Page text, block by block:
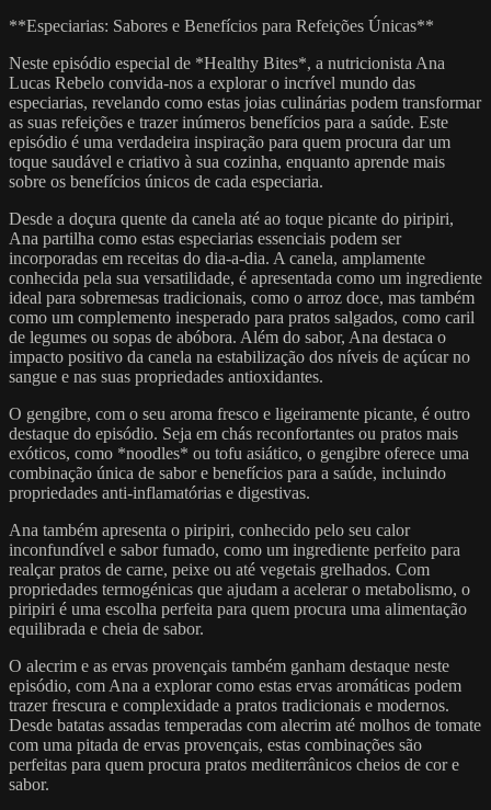
**Especiarias: Sabores e Benefícios para Refeições Únicas**
Neste episódio especial de *Healthy Bites*, a nutricionista Ana
Lucas Rebelo convida-nos a explorar o incrível mundo das
especiarias, revelando como estas joias culinárias podem transformar
as suas refeições e trazer inúmeros benefícios para a saúde. Este
episódio é uma verdadeira inspiração para quem procura dar um
toque saudável e criativo à sua cozinha, enquanto aprende mais
sobre os benefícios únicos de cada especiaria.
Desde a doçura quente da canela até ao toque picante do piripiri,
Ana partilha como estas especiarias essenciais podem ser
incorporadas em receitas do dia-a-dia. A canela, amplamente
conhecida pela sua versatilidade, é apresentada como um ingrediente
ideal para sobremesas tradicionais, como o arroz doce, mas também
como um complemento inesperado para pratos salgados, como caril
de legumes ou sopas de abóbora. Além do sabor, Ana destaca o
impacto positivo da canela na estabilização dos níveis de açúcar no
sangue e nas suas propriedades antioxidantes.
O gengibre, com o seu aroma fresco e ligeiramente picante, é outro
destaque do episódio. Seja em chás reconfortantes ou pratos mais
exóticos, como *noodles* ou tofu asiático, o gengibre oferece uma
combinação única de sabor e benefícios para a saúde, incluindo
propriedades anti-inflamatórias e digestivas.
Ana também apresenta o piripiri, conhecido pelo seu calor
inconfundível e sabor fumado, como um ingrediente perfeito para
realçar pratos de carne, peixe ou até vegetais grelhados. Com
propriedades termogénicas que ajudam a acelerar o metabolismo, o
piripiri é uma escolha perfeita para quem procura uma alimentação
equilibrada e cheia de sabor.
O alecrim e as ervas provençais também ganham destaque neste
episódio, com Ana a explorar como estas ervas aromáticas podem
trazer frescura e complexidade a pratos tradicionais e modernos.
Desde batatas assadas temperadas com alecrim até molhos de tomate
com uma pitada de ervas provençais, estas combinações são
perfeitas para quem procura pratos mediterrânicos cheios de cor e
sabor.